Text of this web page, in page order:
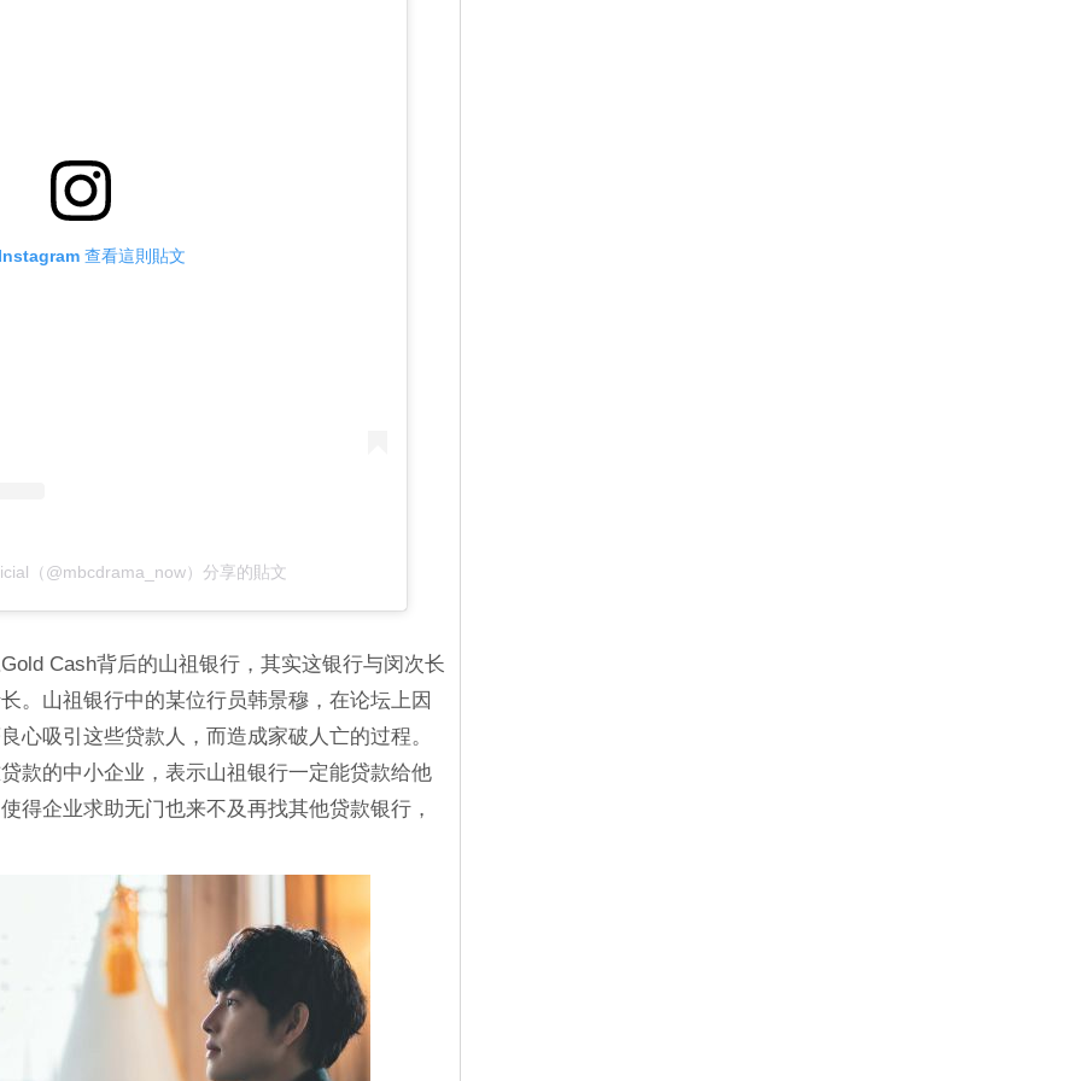
查看這則貼文
（@mbcdrama_now）分享的貼文
Cash背后的山祖银行，其实这银行与闵次长
。山祖银行中的某位行员韩景穆，在论坛上因
心吸引这些贷款人，而造成家破人亡的过程。
款的中小企业，表示山祖银行一定能贷款给他
得企业求助无门也来不及再找其他贷款银行，